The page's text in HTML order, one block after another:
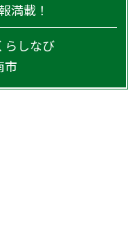
満載！
らしなび
市